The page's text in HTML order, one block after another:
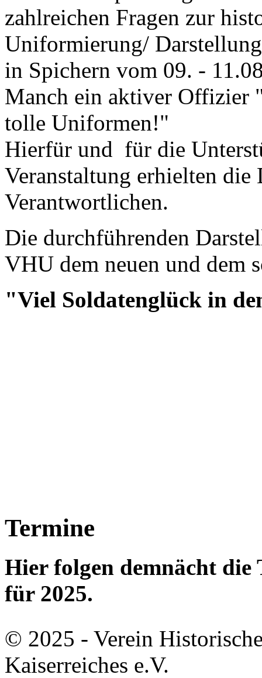
zahlreichen Fragen zur
Uniformierung/
in Spichern vom 09. -
Manch ein aktiver Offizier
tolle Uniformen!"
Hierfür und für die
Veranstaltung erhielten
Verantwortlichen.
Die durchführenden
VHU dem neuen und dem
"Viel Soldatenglück in
Termine
Hier folgen demnächt
für 2025.
© 2025 - Verein
Kaiserreiches e.V.